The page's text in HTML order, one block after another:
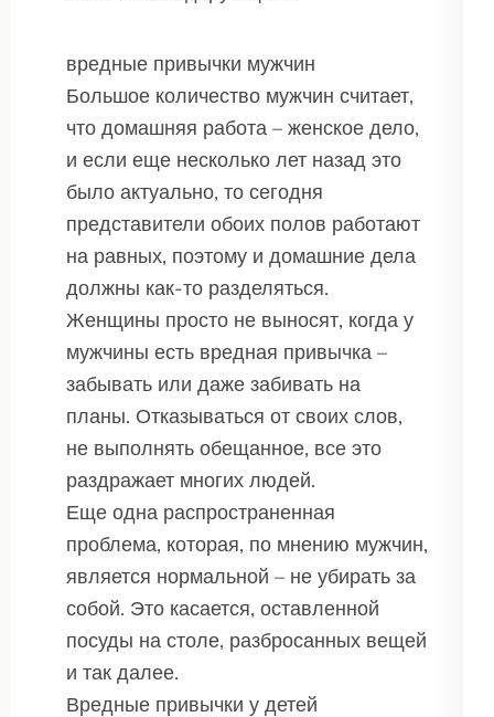
вредные привычки мужчин
Большое количество мужчин считает,
что домашняя работа – женское дело,
и если еще несколько лет назад это
было актуально, то сегодня
представители обоих полов работают
на равных, поэтому и домашние дела
должны как-то разделяться.
Женщины просто не выносят, когда у
мужчины есть вредная привычка –
забывать или даже забивать на
планы. Отказываться от своих слов,
не выполнять обещанное, все это
раздражает многих людей.
Еще одна распространенная
проблема, которая, по мнению мужчин,
является нормальной – не убирать за
собой. Это касается, оставленной
посуды на столе, разбросанных вещей
и так далее.
Вредные привычки у детей